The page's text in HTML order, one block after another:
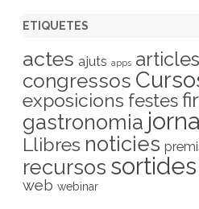
ETIQUETES
actes ajuts apps articles
congressos
exposicions festes
gastronomia
Llibres noticies
recursos sortides
web webinar